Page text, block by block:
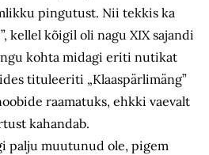
pingutust. Nii tekkis ka
kellel kõigil oli nagu XIX sajandi
kohta midagi eriti nutikat
tituleeriti „Klaaspärlimäng”
raamatuks, ehkki vaevalt
kahandab.
palju muutunud ole, pigem